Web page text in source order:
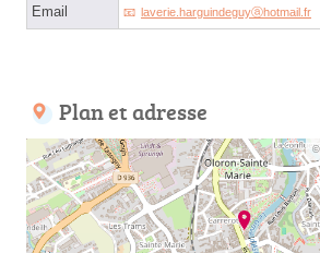
Email laverie.harguindeguyⓐhotmail.fr
Plan et adresse
©